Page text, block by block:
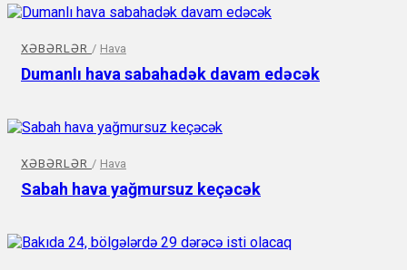
XƏBƏRLƏR / Hava
Dumanlı hava sabahadək davam edəcək
XƏBƏRLƏR / Hava
Sabah hava yağmursuz keçəcək